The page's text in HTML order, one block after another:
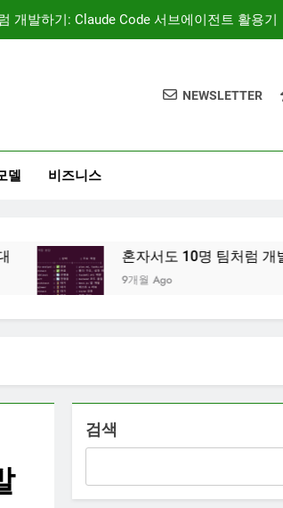
TDD — AI 코딩 에이전트 시대의 새로운 흐름
제는 ‘많이’가 아니라 ‘정확히’ 보여주는 시대
TDD — AI 코딩 에이전트 시대의 새로운 흐름
NEWSLETTER
델 비즈니스
혼자서도 10명 팀처럼 개발하기: Claude
9개월 Ago
검색